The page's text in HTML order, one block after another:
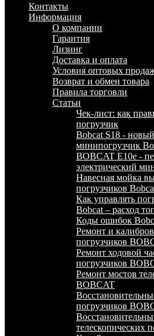
Контакты
Информация
О компании
Гарантия
Лизинг
Доставка и оплата
Условия оптовых
Возврат и обмен товара
Правила торговли
Статьи
Чек-лист: как
погрузчик
Bobcat S18 -
минипогрузчик
BOBCAT E10e -
электрический
Навесная мойка
погрузчиков
Как управлять
Bobcat – расход
Коды ошибок
Ремонт и
погрузчиков
Ремонт ходовой
погрузчиков
Ремонт мостов
BOBCAT
погрузчиков
телескопических